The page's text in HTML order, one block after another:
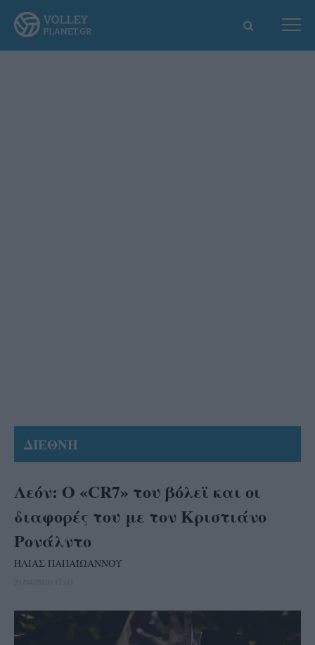
ΔΙΕΘΝΗ
Λεόν: Ο «CR7» του βόλεϊ και οι
διαφορές του με τον Κριστιάνο
Ρονάλντο
ΗΛΙΑΣ ΠΑΠΑΪΩΑΝΝΟΥ